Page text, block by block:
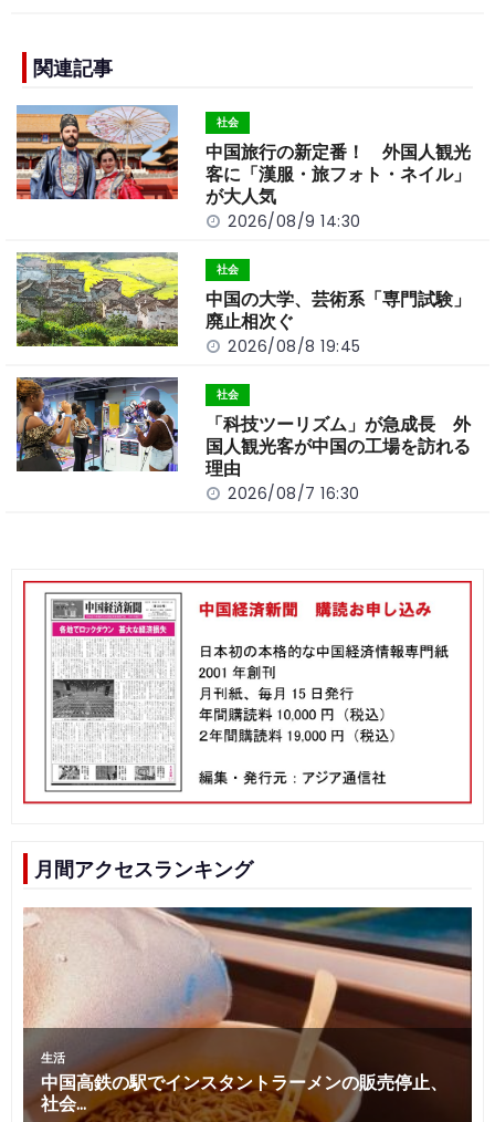
e
b
o
o
k
n
k
関連記事
社会
中国旅行の新定番！ 外国人観光
客に「漢服・旅フォト・ネイル」
が大人気
2026/08/9 14:30
社会
中国の大学、芸術系「専門試験」
廃止相次ぐ
2026/08/8 19:45
社会
「科技ツーリズム」が急成長 外
国人観光客が中国の工場を訪れる
理由
2026/08/7 16:30
月間アクセスランキング